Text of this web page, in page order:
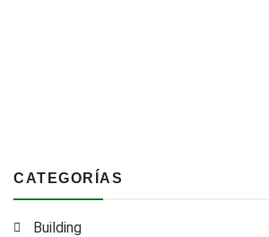
CATEGORÍAS
Building